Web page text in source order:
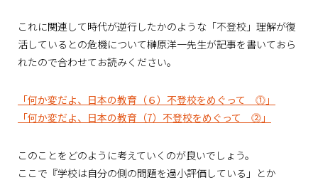
これに関連して時代が逆行したかのような「不登校」理解が復
活しているとの危機について榊原洋一先生が記事を書いておら
れたので合わせてお読みください。
「何か変だよ、日本の教育（６）不登校をめぐって ⓵」
「何か変だよ、日本の教育（7）不登校をめぐって ⓶」
このことをどのように考えていくのが良いでしょう。
ここで『学校は自分の側の問題を過小評価している」とか